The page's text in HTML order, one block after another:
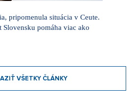
pripomenula situácia v Ceute.
pomáha viac ako
VŠETKY ČLÁNKY